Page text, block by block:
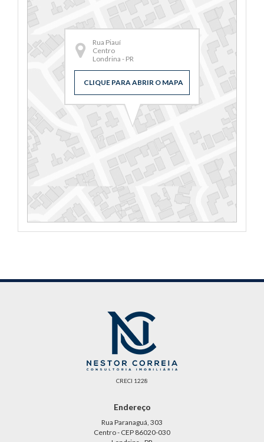
Rua Piauí
Centro
Londrina - PR
CLIQUE PARA ABRIR O MAPA
CRECI 1228
Endereço
Rua Paranaguá, 303
Centro - CEP 86020-030